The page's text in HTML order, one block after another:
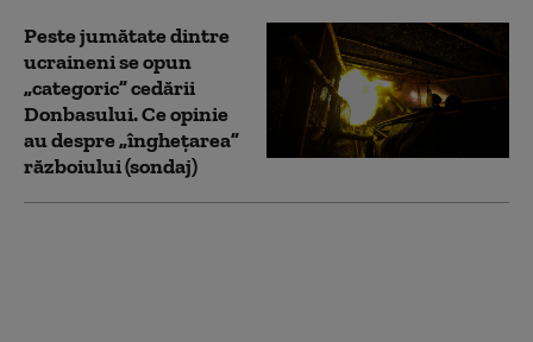
Peste jumătate dintre
ucraineni se opun
„categoric” cedării
Donbasului. Ce opinie
au despre „înghețarea”
războiului (sondaj)